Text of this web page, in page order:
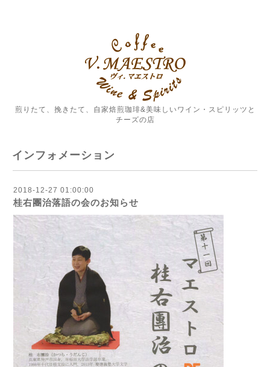
煎りたて、挽きたて、自家焙煎珈琲&美味しいワイン・スピリッツと
チーズの店
インフォメーション
2018-12-27 01:00:00
桂右團治落語の会のお知らせ